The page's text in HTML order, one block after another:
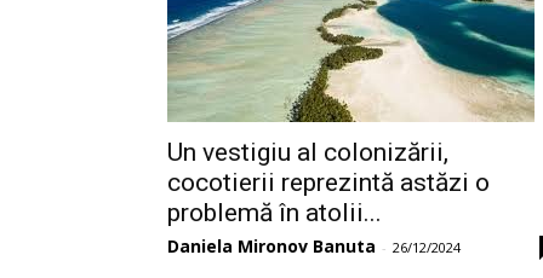
Un vestigiu al colonizării,
cocotierii reprezintă astăzi o
problemă în atolii...
Daniela Mironov Banuta - 26/12/2024